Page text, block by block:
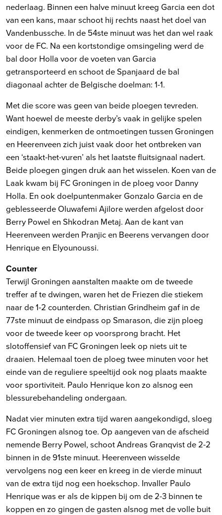
nederlaag. Binnen een halve minuut kreeg Garcia een dot
van een kans, maar schoot hij rechts naast het doel van
Vandenbussche. In de 54ste minuut was het dan wel raak
voor de FC. Na een kortstondige omsingeling werd de
bal door Holla voor de voeten van Garcia
getransporteerd en schoot de Spanjaard de bal
diagonaal achter de Belgische doelman: 1-1.
Met die score was geen van beide ploegen tevreden.
Want hoewel de meeste derby’s vaak in gelijke spelen
eindigen, kenmerken de ontmoetingen tussen Groningen
en Heerenveen zich juist vaak door het ontbreken van
een ‘staakt-het-vuren’ als het laatste fluitsignaal nadert.
Beide ploegen gingen druk aan het wisselen. Koen van de
Laak kwam bij FC Groningen in de ploeg voor Danny
Holla. En ook doelpuntenmaker Gonzalo Garcia en de
geblesseerde Oluwafemi Ajilore werden afgelost door
Berry Powel en Shkodran Metaj. Aan de kant van
Heerenveen werden Pranjic en Beerens vervangen door
Henrique en Elyounoussi.
Counter
Terwijl Groningen aanstalten maakte om de tweede
treffer af te dwingen, waren het de Friezen die stiekem
naar de 1-2 counterden. Christian Grindheim gaf in de
77ste minuut de eindpass op Smarason, die zijn ploeg
voor de tweede keer op voorsprong bracht. Het
slotoffensief van FC Groningen leek op niets uit te
draaien. Helemaal toen de ploeg twee minuten voor het
einde van de reguliere speeltijd ook nog plaats maakte
voor sportiviteit. Paulo Henrique kon zo alsnog een
blessurebehandeling ondergaan.
Nadat vier minuten extra tijd waren aangekondigd, sloeg
FC Groningen alsnog toe. Op aangeven van de afscheid
nemende Berry Powel, schoot Andreas Granqvist de 2-2
binnen in de 91ste minuut. Heerenveen wisselde
vervolgens nog een keer en kreeg in de vierde minuut
van de extra tijd nog een hoekschop. Invaller Paulo
Henrique was er als de kippen bij om de 2-3 binnen te
koppen en zo gingen de gasten alsnog met de volle buit